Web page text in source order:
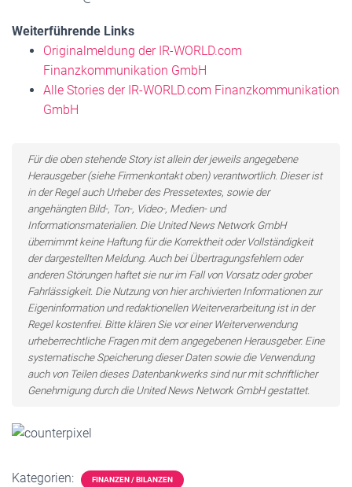
Weiterführende Links
Originalmeldung der IR-WORLD.com
Finanzkommunikation GmbH
Alle Stories der IR-WORLD.com Finanzkommunikation
GmbH
Für die oben stehende Story ist allein der jeweils angegebene
Herausgeber (siehe Firmenkontakt oben) verantwortlich. Dieser ist
in der Regel auch Urheber des Pressetextes, sowie der
angehängten Bild-, Ton-, Video-, Medien- und
Informationsmaterialien. Die United News Network GmbH
übernimmt keine Haftung für die Korrektheit oder Vollständigkeit
der dargestellten Meldung. Auch bei Übertragungsfehlern oder
anderen Störungen haftet sie nur im Fall von Vorsatz oder grober
Fahrlässigkeit. Die Nutzung von hier archivierten Informationen zur
Eigeninformation und redaktionellen Weiterverarbeitung ist in der
Regel kostenfrei. Bitte klären Sie vor einer Weiterverwendung
urheberrechtliche Fragen mit dem angegebenen Herausgeber. Eine
systematische Speicherung dieser Daten sowie die Verwendung
auch von Teilen dieses Datenbankwerks sind nur mit schriftlicher
Genehmigung durch die United News Network GmbH gestattet.
Kategorien: FINANZEN / BILANZEN